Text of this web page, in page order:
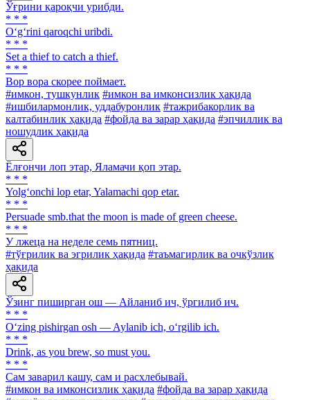
Ўғрини қароқчи урибди.
* * *
O‘g‘rini qaroqchi uribdi.
* * *
Set a thief to catch a thief.
* * *
Вор вора скорее поймает.
#имкон, тушкунлик #имкон ва имконсизлик ҳақида
#ишбилармонлик, уддабуронлик #тажрибакорлик ва
калтабинлик ҳақида #фойда ва зарар ҳақида #эпчиллик ва
ношудлик ҳақида
Ёлғончи лоп этар, Яламачи қоп этар.
* * *
Yolg‘onchi lop etar, Yalamachi qop etar.
* * *
Persuade smb.that the moon is made of green cheese.
* * *
У лжеца на неделе семь пятниц.
#тўғрилик ва эгрилик ҳақида #таъмагирлик ва очкўзлик
ҳақида
Ўзинг пиширган ош — Айланиб ич, ўргилиб ич.
* * *
O‘zing pishirgan osh — Aylanib ich, o‘rgilib ich.
* * *
Drink, аs you brew, so must you.
* * *
Сам заварил кашу, сам и расхлебывай.
#имкон ва имконсизлик ҳақида #фойда ва зарар ҳақида